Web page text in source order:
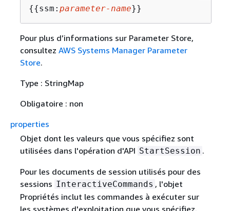
{{ssm: parameter-name}}
Pour plus d’informations sur Parameter Store,
consultez AWS Systems Manager Parameter
Store.
Type : StringMap
Obligatoire : non
properties
Objet dont les valeurs que vous spécifiez sont
utilisées dans l'opération d'API StartSession .
Pour les documents de session utilisés pour des
sessions InteractiveCommands , l'objet
Propriétés inclut les commandes à exécuter sur
les systèmes d'exploitation que vous spécifiez.